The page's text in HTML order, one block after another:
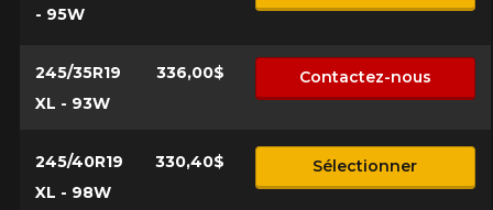
- 95W
245/35R19
XL - 93W
336,00$ Contactez-nous
245/40R19
XL - 98W
330,40$ Sélectionner